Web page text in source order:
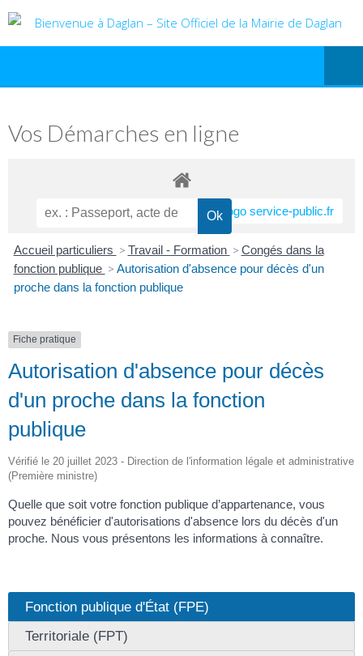
Vos Démarches en ligne
Accueil particuliers > Travail - Formation > Congés dans la
fonction publique > Autorisation d'absence pour décès d'un
proche dans la fonction publique
Fiche pratique
Autorisation d'absence pour décès
d'un proche dans la fonction
publique
Vérifié le 20 juillet 2023 - Direction de l'information légale et administrative
(Première ministre)
Quelle que soit votre fonction publique d’appartenance, vous
pouvez bénéficier d'autorisations d'absence lors du décès d'un
proche. Nous vous présentons les informations à connaître.
Fonction publique d'État (FPE)
Territoriale (FPT)